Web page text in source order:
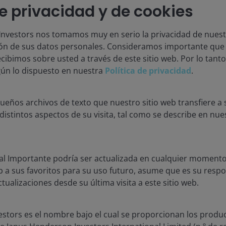
futuras. El valor de una inversión y los ingresos
destacan a los fondos y empresas de fondos que han
Los premios Lipper de LSEG están basados en la rating
información, consulta lipperfundawards.com. Aunque LSEG
Lipper no garantiza la exactitud. Fuente: LSEG Lipper Fund
en JHI
Legal
privacidad y de cookies
nos tomamos muy en serio la privacidad de
de sus datos personales. Consideramos importante
sobre usted a través de este sitio web. Por lo
lo dispuesto en nuestra Política de privacidad.
archivos de texto que nuestro sitio web transfiere a
aspectos de su visita, tal como se describe en
Importante podría ser actualizada en cualquier
a sus favoritos para su uso futuro, asume que es su
desde su última visita a este sitio web.
es el nombre bajo el cual se proporcionan los